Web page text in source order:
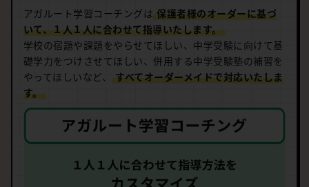
アガルート学習コーチングは 保護者様のオーダーに基づ
いて、１人１人に合わせて指導いたします。
学校の宿題や課題をやらせてほしい、中学受験に向けて基
礎学力をつけさせてほしい、併用する中学受験塾の補習を
やってほしいなど、 すべてオーダーメイドで対応いたしま
す。